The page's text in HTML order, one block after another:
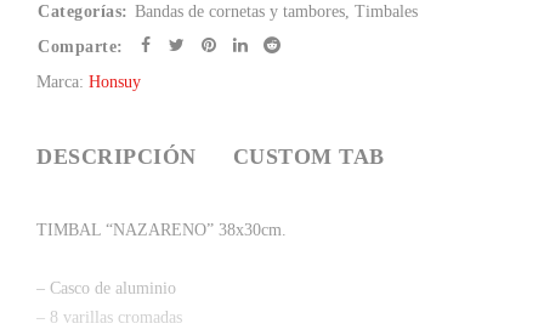
Categorías: Bandas de cornetas y tambores, Timbales
Comparte:
Marca: Honsuy
DESCRIPCIÓN CUSTOM TAB
TIMBAL “NAZARENO” 38x30cm.
– Casco de aluminio
– 8 varillas cromadas